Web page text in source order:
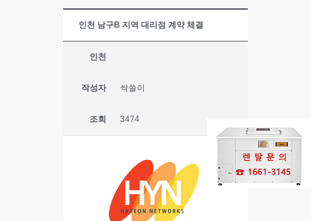
인천 남구B 지역 대리점 계약 체결
인천
작성자 싹쓸이
조회 3474